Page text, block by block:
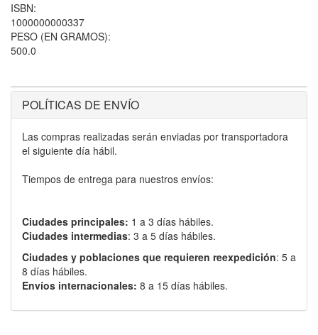
ISBN:
1000000000337
PESO (EN GRAMOS):
500.0
POLÍTICAS DE ENVÍO
Las compras realizadas serán enviadas por transportadora
el siguiente día hábil.
Tiempos de entrega para nuestros envíos:
Ciudades principales: 1 a 3 días hábiles.
Ciudades intermedias: 3 a 5 días hábiles.
Ciudades y poblaciones que requieren reexpedición: 5 a
8 días hábiles.
Envíos internacionales: 8 a 15 días hábiles.